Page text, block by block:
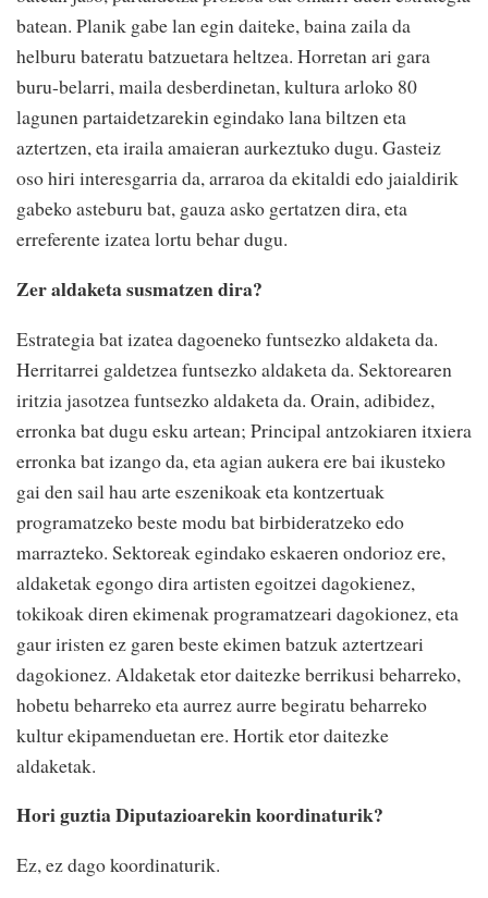
batean. Planik gabe lan egin daiteke, baina zaila da
helburu bateratu batzuetara heltzea. Horretan ari gara
buru-belarri, maila desberdinetan, kultura arloko 80
lagunen partaidetzarekin egindako lana biltzen eta
aztertzen, eta iraila amaieran aurkeztuko dugu. Gasteiz
oso hiri interesgarria da, arraroa da ekitaldi edo jaialdirik
gabeko asteburu bat, gauza asko gertatzen dira, eta
erreferente izatea lortu behar dugu.
Zer aldaketa susmatzen dira?
Estrategia bat izatea dagoeneko funtsezko aldaketa da.
Herritarrei galdetzea funtsezko aldaketa da. Sektorearen
iritzia jasotzea funtsezko aldaketa da. Orain, adibidez,
erronka bat dugu esku artean; Principal antzokiaren itxiera
erronka bat izango da, eta agian aukera ere bai ikusteko
gai den sail hau arte eszenikoak eta kontzertuak
programatzeko beste modu bat birbideratzeko edo
marrazteko. Sektoreak egindako eskaeren ondorioz ere,
aldaketak egongo dira artisten egoitzei dagokienez,
tokikoak diren ekimenak programatzeari dagokionez, eta
gaur iristen ez garen beste ekimen batzuk aztertzeari
dagokionez. Aldaketak etor daitezke berrikusi beharreko,
hobetu beharreko eta aurrez aurre begiratu beharreko
kultur ekipamenduetan ere. Hortik etor daitezke
aldaketak.
Hori guztia Diputazioarekin koordinaturik?
Ez, ez dago koordinaturik.